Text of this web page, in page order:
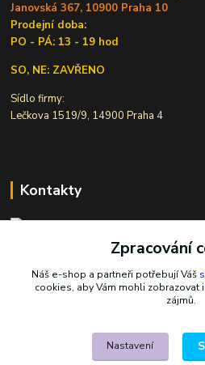
Janovská 367, 10900 Praha 10
Prodejní doba:
PO - PÁ: 13 - 19 hod
SO, NE: ZAVŘENO
Sídlo firmy:
Lečkova 1519/9, 14900 Praha 4
Kontakty
Ivana Šiková
+420 607 146 238
Po-Pá, 8-18 hod.
Zpracování
Náš e-shop a partneři potřebují Váš
cookies, aby Vám mohli zobrazovat
zájmů.
Nastavení